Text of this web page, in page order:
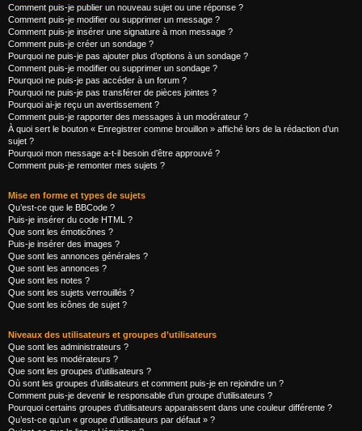
Comment puis-je publier un nouveau sujet ou une réponse ?
Comment puis-je modifier ou supprimer un message ?
Comment puis-je insérer une signature à mon message ?
Comment puis-je créer un sondage ?
Pourquoi ne puis-je pas ajouter plus d’options à un sondage ?
Comment puis-je modifier ou supprimer un sondage ?
Pourquoi ne puis-je pas accéder à un forum ?
Pourquoi ne puis-je pas transférer de pièces jointes ?
Pourquoi ai-je reçu un avertissement ?
Comment puis-je rapporter des messages à un modérateur ?
À quoi sert le bouton « Enregistrer comme brouillon » affiché lors de la rédaction d’un
sujet ?
Pourquoi mon message a-t-il besoin d’être approuvé ?
Comment puis-je remonter mes sujets ?
Mise en forme et types de sujets
Qu’est-ce que le BBCode ?
Puis-je insérer du code HTML ?
Que sont les émoticônes ?
Puis-je insérer des images ?
Que sont les annonces générales ?
Que sont les annonces ?
Que sont les notes ?
Que sont les sujets verrouillés ?
Que sont les icônes de sujet ?
Niveaux des utilisateurs et groupes d’utilisateurs
Que sont les administrateurs ?
Que sont les modérateurs ?
Que sont les groupes d’utilisateurs ?
Où sont les groupes d’utilisateurs et comment puis-je en rejoindre un ?
Comment puis-je devenir le responsable d’un groupe d’utilisateurs ?
Pourquoi certains groupes d’utilisateurs apparaissent dans une couleur différente ?
Qu’est-ce qu’un « groupe d’utilisateurs par défaut » ?